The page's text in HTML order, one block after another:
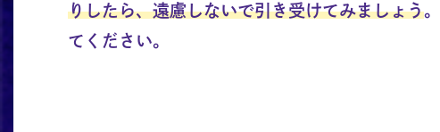
りしたら、遠慮しないで引き受けてみましょう。
てください。